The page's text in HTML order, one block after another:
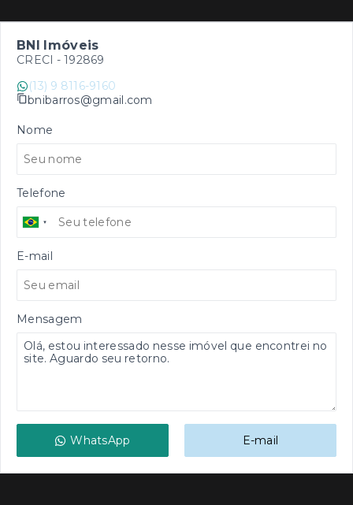
BNI Imóveis
CRECI - 192869
(13) 9 8116-9160
bnibarros@gmail.com
Nome
Telefone
E-mail
Mensagem
WhatsApp E-mail